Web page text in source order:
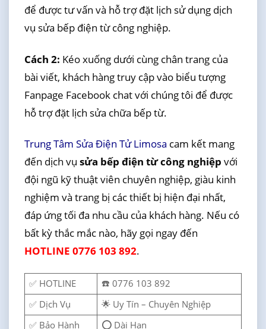
để được tư vấn và hỗ trợ đặt lịch sử dụng dịch
vụ sửa bếp điện từ công nghiệp.
Cách 2: Kéo xuống dưới cùng chân trang của
bài viết, khách hàng truy cập vào biểu tượng
Fanpage Facebook chat với chúng tôi để được
hỗ trợ đặt lịch sửa chữa bếp từ.
Trung Tâm Sửa Điện Tử Limosa cam kết mang
đến dịch vụ sửa bếp điện từ công nghiệp với
đội ngũ kỹ thuật viên chuyên nghiệp, giàu kinh
nghiệm và trang bị các thiết bị hiện đại nhất,
đáp ứng tối đa nhu cầu của khách hàng. Nếu có
bất kỳ thắc mắc nào, hãy gọi ngay đến
HOTLINE 0776 103 892.
✅ HOTLINE
☎️ 0776 103 892
✅ Dịch Vụ
🌟 Uy Tín – Chuyên Nghiệp
✅ Bảo Hành
⭕ Dài Hạn